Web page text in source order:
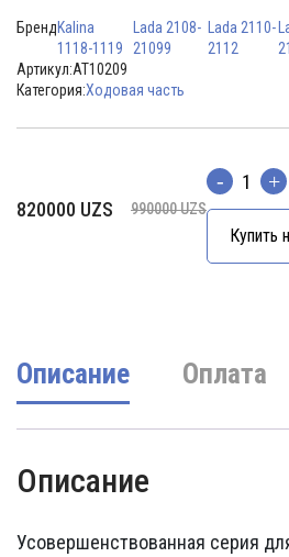
БрендKalina
1118-1119
Lada 2108-
21099
Lada 2110-
2112
Артикул:AT10209
Категория:Ходовая часть
990000UZS
Первоначальная
820000 UZS
Текущая
Количество
Купить
Описание Оплата
Описание
Усовершенствованная серия